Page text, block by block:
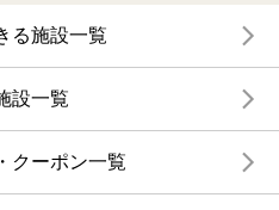
る施設一覧
設一覧
クーポン一覧